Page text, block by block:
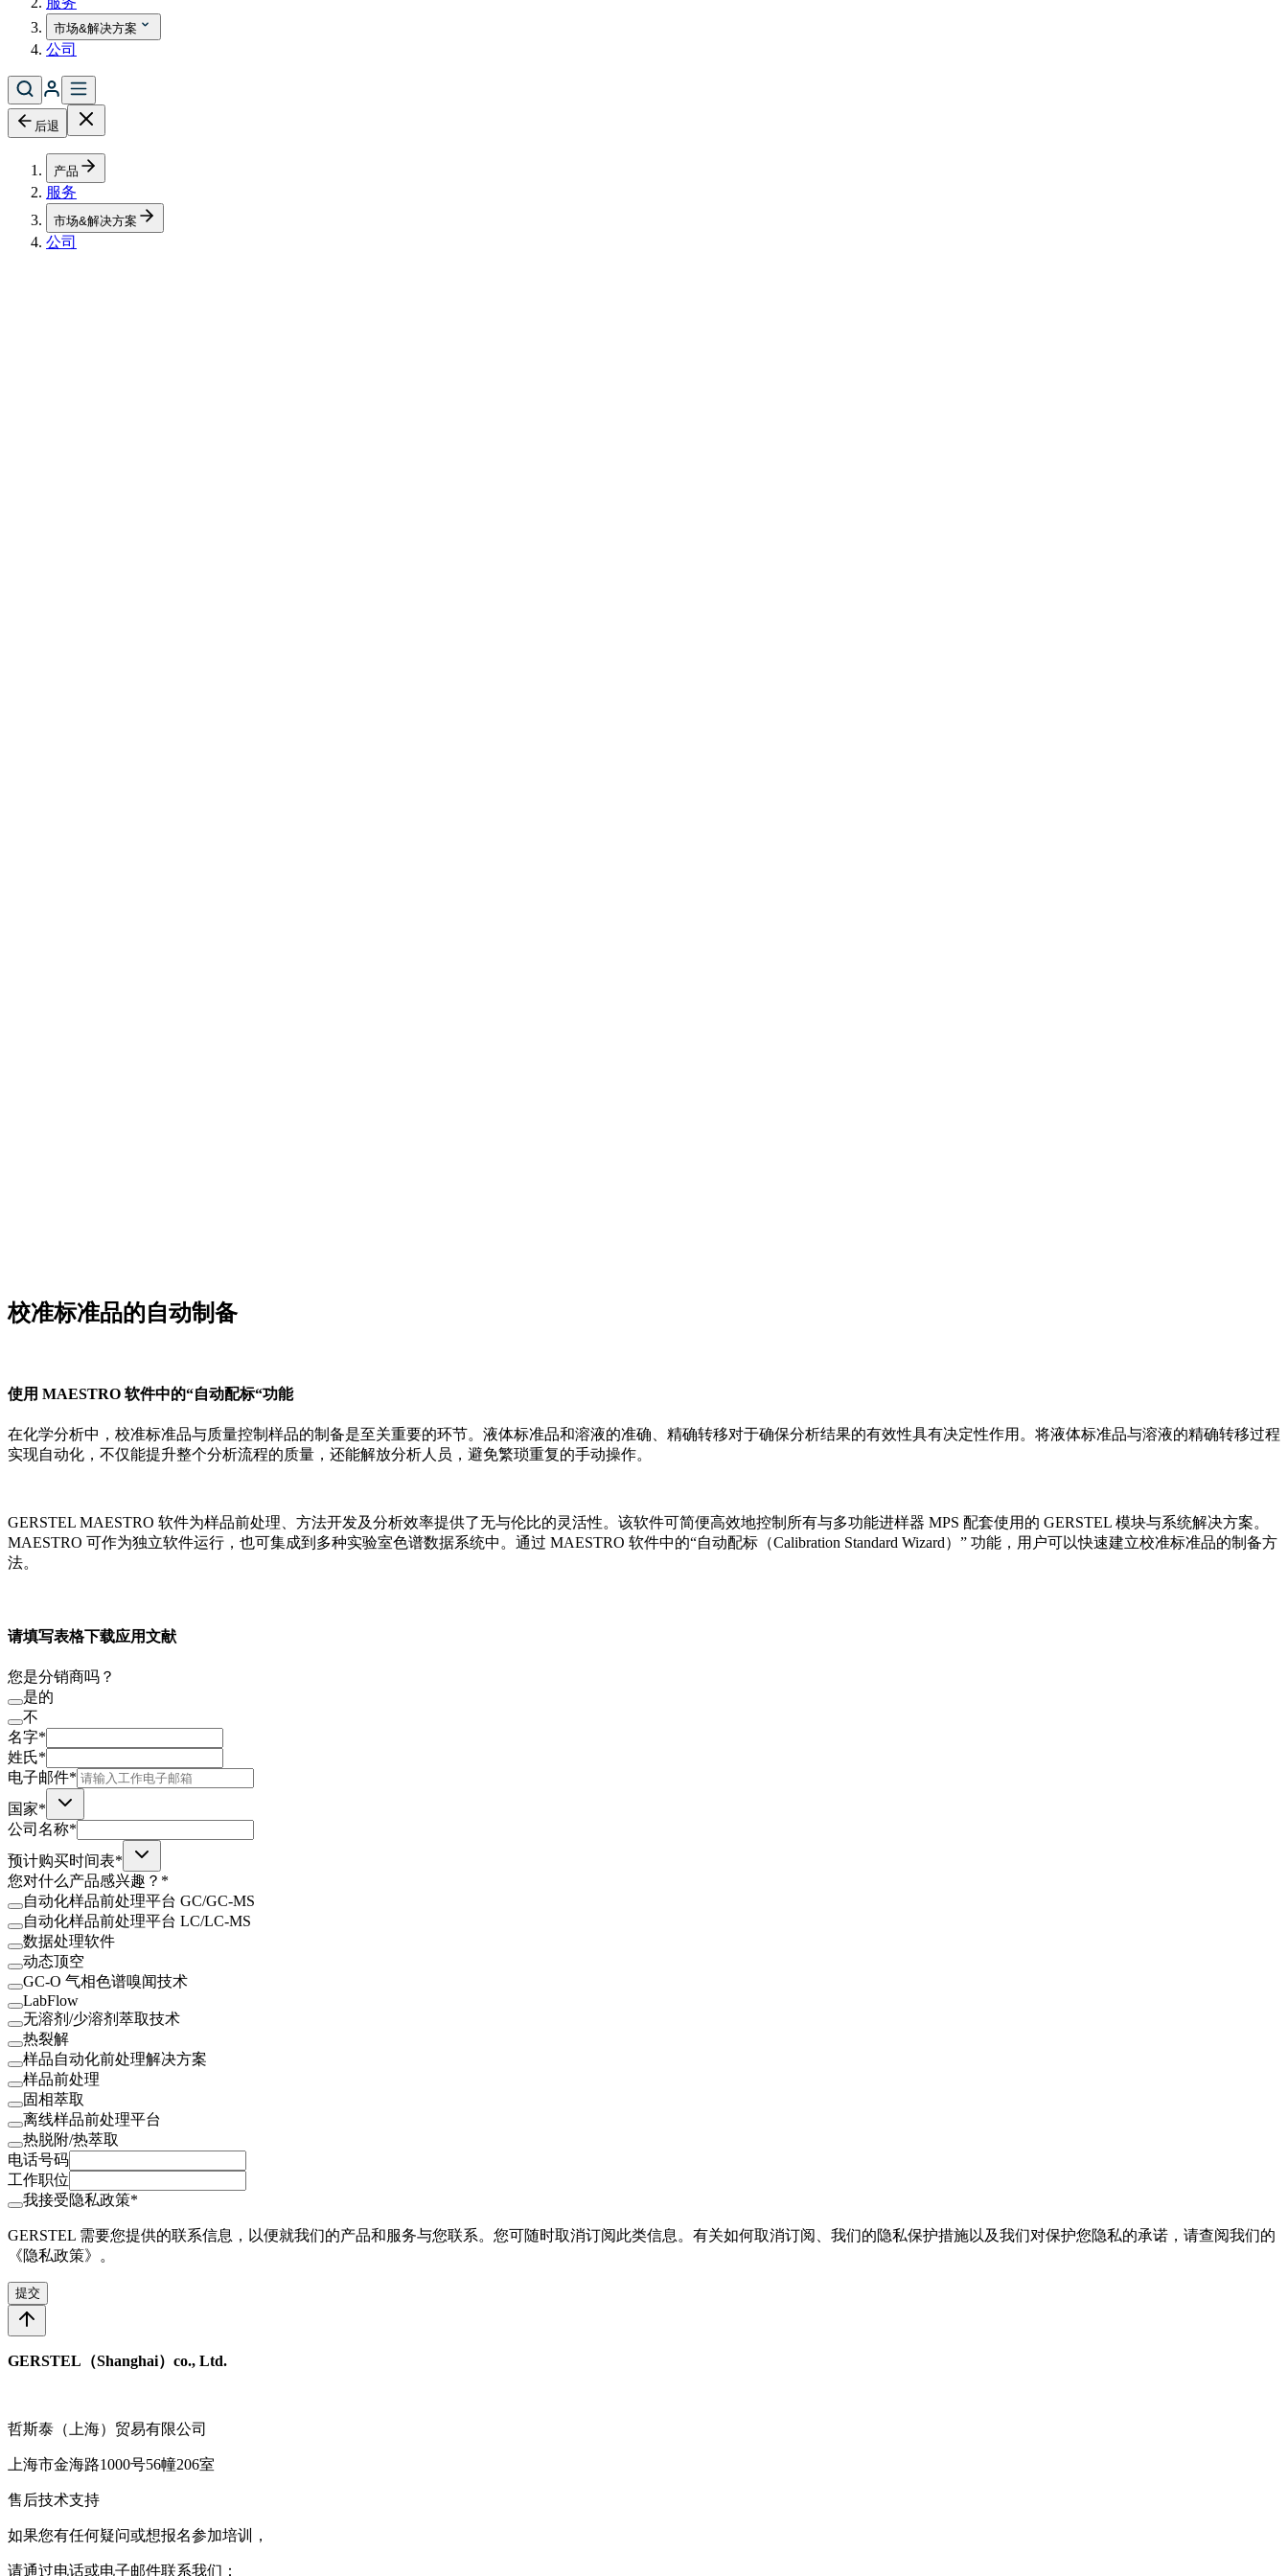
市场&解决方案
公司
后退
产品
服务
市场&解决方案
公司
校准标准品的自动制备
使用 MAESTRO 软件中的“自动配标“功能
在化学分析中，校准标准品与质量控制样品的制备是至关重要的环节。液体标准品和溶液的准确、精确转移对于确保分析结果的有效性具有决定性作用。将液体标准品与溶液的精确转移过程
实现自动化，不仅能提升整个分析流程的质量，还能解放分析人员，避免繁琐重复的手动操作。
GERSTEL MAESTRO 软件为样品前处理、方法开发及分析效率提供了无与伦比的灵活性。该软件可简便高效地控制所有与多功能进样器 MPS 配套使用的 GERSTEL 模块与系统解决方案。
MAESTRO 可作为独立软件运行，也可集成到多种实验室色谱数据系统中。通过 MAESTRO 软件中的“自动配标（Calibration Standard Wizard）” 功能，用户可以快速建立校准标准品的制备方
法。
请填写表格下载应用文献
您是分销商吗？
是的
不
名字*
姓氏*
电子邮件*
国家*
公司名称*
预计购买时间表*
您对什么产品感兴趣？*
自动化样品前处理平台 GC/GC-MS
自动化样品前处理平台 LC/LC-MS
数据处理软件
动态顶空
GC-O 气相色谱嗅闻技术
LabFlow
无溶剂/少溶剂萃取技术
热裂解
样品自动化前处理解决方案
样品前处理
固相萃取
离线样品前处理平台
热脱附/热萃取
电话号码
工作职位
我接受隐私政策*
GERSTEL 需要您提供的联系信息，以便就我们的产品和服务与您联系。您可随时取消订阅此类信息。有关如何取消订阅、我们的隐私保护措施以及我们对保护您隐私的承诺，请查阅我们的
《隐私政策》。
提交
GERSTEL（Shanghai）co., Ltd.
哲斯泰（上海）贸易有限公司
上海市金海路1000号56幢206室
售后技术支持
如果您有任何疑问或想报名参加培训，
请通过电话或电子邮件联系我们：